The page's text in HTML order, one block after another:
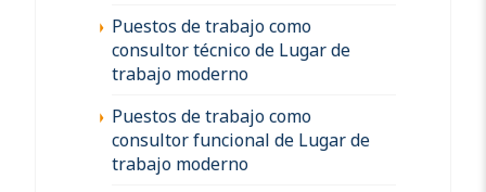
Puestos de trabajo como
consultor técnico de Lugar de
trabajo moderno
Puestos de trabajo como
consultor funcional de Lugar de
trabajo moderno